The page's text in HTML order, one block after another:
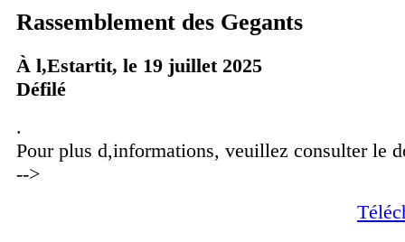
Rassemblement des Gegants
À l,Estartit, le 19 juillet 2025
Défilé
.
Pour plus d,informations, veuillez consulter le
-->